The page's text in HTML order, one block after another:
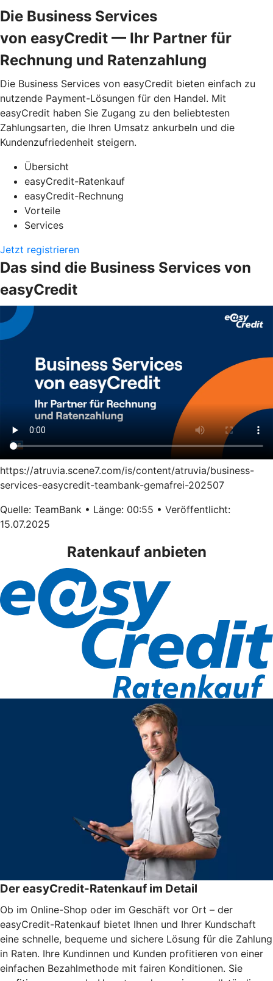
Die Business Services
von easyCredit — Ihr Partner für
Rechnung und Ratenzahlung
Die Business Services von easyCredit bieten einfach zu
nutzende Payment-Lösungen für den Handel. Mit
easyCredit haben Sie Zugang zu den beliebtesten
Zahlungsarten, die Ihren Umsatz ankurbeln und die
Kundenzufriedenheit steigern.
Übersicht
easyCredit-Ratenkauf
easyCredit-Rechnung
Vorteile
Services
Jetzt registrieren
Das sind die Business Services von
easyCredit
https://atruvia.scene7.com/is/content/atruvia/business-
services-easycredit-teambank-gemafrei-202507
Quelle: TeamBank • Länge: 00:55 • Veröffentlicht:
15.07.2025
Ratenkauf anbieten
Der easyCredit-Ratenkauf im Detail
Ob im Online-Shop oder im Geschäft vor Ort – der
easyCredit-Ratenkauf bietet Ihnen und Ihrer Kundschaft
eine schnelle, bequeme und sichere Lösung für die Zahlung
in Raten. Ihre Kundinnen und Kunden profitieren von einer
einfachen Bezahlmethode mit fairen Konditionen. Sie